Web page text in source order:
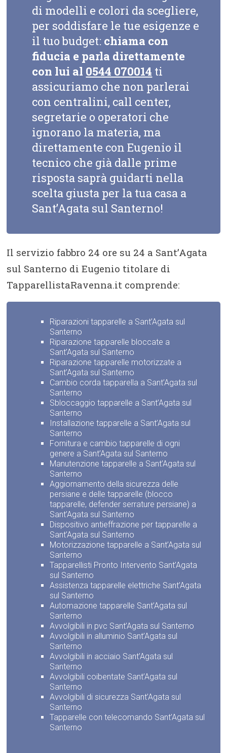
di modelli e colori da scegliere,
per soddisfare le tue esigenze e
il tuo budget: chiama con
fiducia e parla direttamente
con lui al 0544 070014 ti
assicuriamo che non parlerai
con centralini, call center,
segretarie o operatori che
ignorano la materia, ma
direttamente con Eugenio il
tecnico che già dalle prime
risposta saprà guidarti nella
scelta giusta per la tua casa a
Sant’Agata sul Santerno!
Il servizio fabbro 24 ore su 24 a Sant’Agata
sul Santerno di Eugenio titolare di
TapparellistaRavenna.it comprende:
Riparazioni tapparelle a Sant’Agata sul
Santerno
Riparazione tapparelle bloccate a
Sant’Agata sul Santerno
Riparazione tapparelle motorizzate a
Sant’Agata sul Santerno
Cambio corda tapparella a Sant’Agata sul
Santerno
Sbloccaggio tapparelle a Sant’Agata sul
Santerno
Installazione tapparelle a Sant’Agata sul
Santerno
Fornitura e cambio tapparelle di ogni
genere a Sant’Agata sul Santerno
Manutenzione tapparelle a Sant’Agata sul
Santerno
Aggiornamento della sicurezza delle
persiane e delle tapparelle (blocco
tapparelle, defender serrature persiane) a
Sant’Agata sul Santerno
Dispositivo antieffrazione per tapparelle a
Sant’Agata sul Santerno
Motorizzazione tapparelle a Sant’Agata sul
Santerno
Tapparellisti Pronto Intervento Sant’Agata
sul Santerno
Assistenza tapparelle elettriche Sant’Agata
sul Santerno
Automazione tapparelle Sant’Agata sul
Santerno
Avvolgibili in pvc Sant’Agata sul Santerno
Avvolgibili in alluminio Sant’Agata sul
Santerno
Avvolgibili in acciaio Sant’Agata sul
Santerno
Avvolgibili coibentate Sant’Agata sul
Santerno
Avvolgibili di sicurezza Sant’Agata sul
Santerno
Tapparelle con telecomando Sant’Agata sul
Santerno